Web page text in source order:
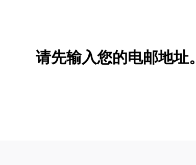
新增/删除选项
请先输入您的电邮地址。